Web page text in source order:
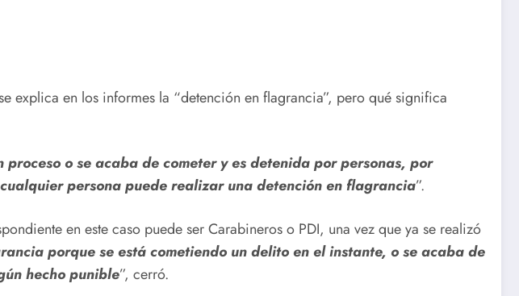
explica en los informes la “detención en flagrancia”, pero qué significa
o se acaba de cometer y es detenida por personas, por
persona puede realizar una detención en flagrancia”.
en este caso puede ser Carabineros o PDI, una vez que ya se realizó
porque se está cometiendo un delito en el instante, o se acaba de
hecho punible”, cerró.